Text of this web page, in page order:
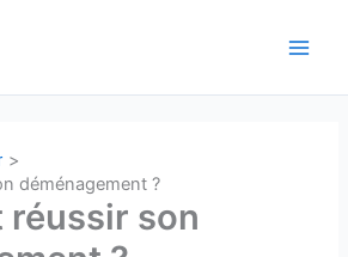
déménagement ?
réussir son